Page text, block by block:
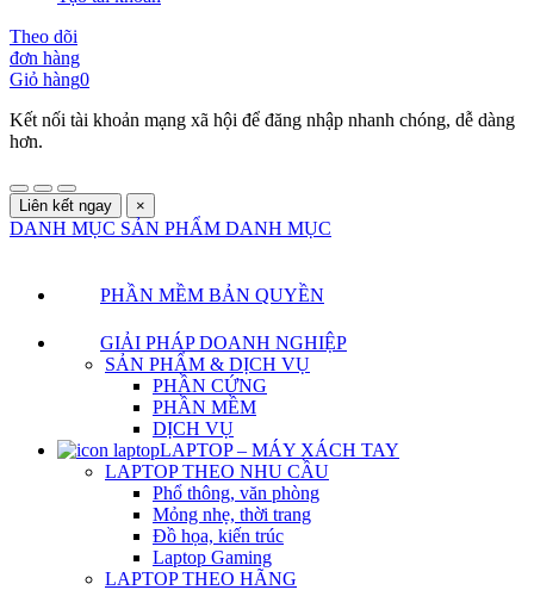
Theo dõi
đơn hàng
Giỏ hàng0
Kết nối tài khoản mạng xã hội để đăng nhập nhanh chóng, dễ dàng
hơn.
Liên kết ngay ×
DANH MỤC SẢN PHẨM DANH MỤC
PHẦN MỀM BẢN QUYỀN
GIẢI PHÁP DOANH NGHIỆP
SẢN PHẨM & DỊCH VỤ
PHẦN CỨNG
PHẦN MỀM
DỊCH VỤ
LAPTOP – MÁY XÁCH TAY
LAPTOP THEO NHU CẦU
Phổ thông, văn phòng
Mỏng nhẹ, thời trang
Đồ họa, kiến trúc
Laptop Gaming
LAPTOP THEO HÃNG